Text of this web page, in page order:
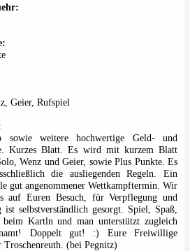
Geier, Rufspiel
sowie weitere hochwertige Geld- und
Kurzes Blatt. Es wird mit kurzem Blatt
Wenz und Geier, sowie Plus Punkte. Es
die ausliegenden Regeln. Ein
gut angenommener Wettkampftermin. Wir
auf Euren Besuch, für Verpflegung und
ist selbstverständlich gesorgt. Spiel, Spaß,
beim Kartln und man unterstützt zugleich
Doppelt gut! :) Eure Freiwillige
Troschenreuth. (bei Pegnitz)